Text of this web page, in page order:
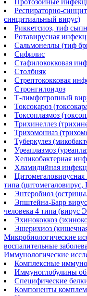
Респираторно-
синцитиальный вирус)
Риккетсиоз, тиф
Ротавирусная
Сальмонеллы (тиф
Сифилис
Стафилококковая
Столбняк
Стрептококковая
Стронгилоидоз
Т-лимфотропный
Токсокароз
Токсоплазмоз
Трихинеллез
Трихомониаз
Туберкулез
Уреаплазмоз
Хеликобактерная
Хламидийная
Цитомегаловирусная
типа
Энтеробиоз
Эпштейна-Барр
человека 4 типа (вирус
Эхинококкоз
Эшерихиоз
Микробиологические
воспалительные
Иммунологические
Комплексные
Иммуноглобулины
Специфические
Компоненты